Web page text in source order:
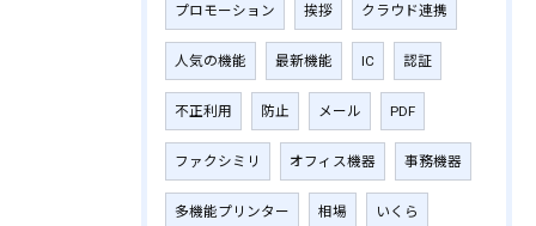
プロモーション 挨拶 クラウド連携
人気の機能 最新機能 IC 認証
不正利用 防止 メール PDF
ファクシミリ オフィス機器 事務機器
多機能プリンター 相場 いくら